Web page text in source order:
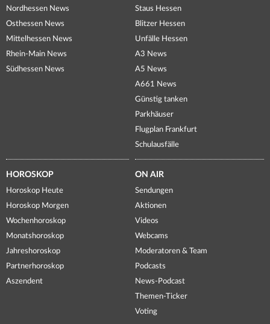
Nordhessen News
Osthessen News
Mittelhessen News
Rhein-Main News
Südhessen News
Staus Hessen
Blitzer Hessen
Unfälle Hessen
A3 News
A5 News
A661 News
Günstig tanken
Parkhäuser
Flugplan Frankfurt
Schulausfälle
HOROSKOP
Horoskop Heute
Horoskop Morgen
Wochenhoroskop
Monatshoroskop
Jahreshoroskop
Partnerhoroskop
Aszendent
ON AIR
Sendungen
Aktionen
Videos
Webcams
Moderatoren & Team
Podcasts
News-Podcast
Themen-Ticker
Voting